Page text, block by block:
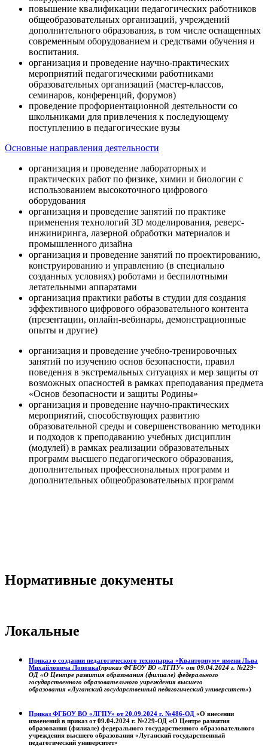
повышение квалификации педагогических работников
общеобразовательных организаций, учреждений
дополнительного образования, в том числе оснащенных
современным оборудованием и средствами обучения и
воспитания.
организация и проведение научно-практических
мероприятий педагогическими работниками
образовательных организаций (мастер-классов,
семинаров, конференций, форумов)
проведение профориентационной деятельности со
школьниками для привлечения к последующему
поступлению в педагогические вузы
Основные направления деятельности
организация и проведение лабораторных и
практических работ по физике, химии и биологии с
использованием высокоточного цифрового
оборудования
организация и проведение занятий по практике
применения технологий 3D моделирования, реверс-
инжиниринга, лазерной обработки материалов и
промышленного дизайна
организация и проведение занятий по проектированию,
конструированию и управлению (в специально
созданных условиях) роботами и беспилотными
летательными аппаратами
организация практики работы в студии для создания
эффективного цифрового образовательного контента
(презентации, онлайн-вебинары, демонстрационные
опыты и другие)
организация и проведение учебно-тренировочных
занятий по изучению основ безопасности, правил
поведения в экстремальных ситуациях и мер защиты от
возможных опасностей в рамках преподавания предмета
«Основ безопасности и защиты Родины»
организация и проведение научно-практических
мероприятий, способствующих развитию
образовательной среды и совершенствованию методики
и подходов к преподаванию учебных дисциплин
(модулей) в рамках реализации образовательных
программ высшего педагогического образования,
дополнительных профессиональных программ и
дополнительных общеобразовательных программ
Нормативные документы
Локальные
Приказ о создании педагогического технопарка «Кванториум» имени Льва
Михайловича Лоповка(приказ ФГБОУ ВО «ЛГПУ» от 09.04.2024 г. №229-
ОД «О Центре развития образования (филиале) федерального
государственного образовательного учреждения высшего
образования «Луганский государственный педагогический университет»)
Приказ ФГБОУ ВО «ЛГПУ» от 20.09.2024 г. №486-ОД «О внесении
изменений в приказ от 09.04.2024 г. №229-ОД «О Центре развития
образования (филиале) федерального государственного образовательного
учреждения высшего образования «Луганский государственный
педагогический университет»